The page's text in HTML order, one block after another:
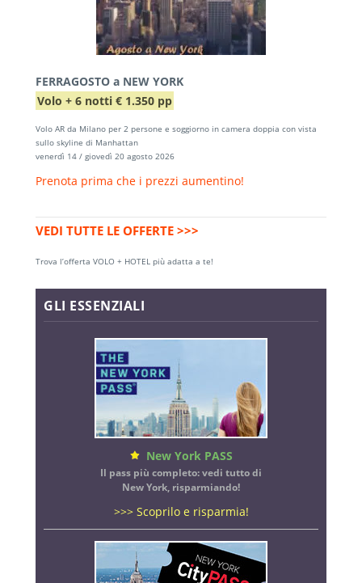
FERRAGOSTO a NEW YORK
Volo + 6 notti € 1.350 pp
Volo AR da Milano per 2 persone e soggiorno in camera doppia con vista
sullo skyline di Manhattan
venerdì 14 / giovedì 20 agosto 2026
Prenota prima che i prezzi aumentino!
VEDI TUTTE LE OFFERTE >>>
Trova l’offerta VOLO + HOTEL più adatta a te!
GLI ESSENZIALI
New York PASS
Il pass più completo: vedi tutto di
New York, risparmiando!
>>> Scoprilo e risparmia!